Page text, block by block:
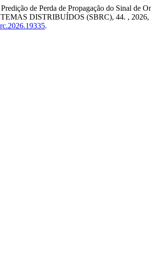
de Perda de Propagação do Sinal de
DISTRIBUÍDOS (SBRC), 44. , 2026,
.